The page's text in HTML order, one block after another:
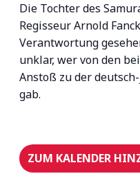
Die Tochter des
Regisseur Arnold
Verantwortung
unklar, wer von den
Anstoß zu der
gab.
ZUM KALENDER